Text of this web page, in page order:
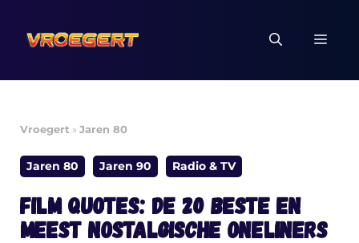
naar
inhoud
Vroegert »Jaren 80
Jaren 80 Jaren 90 Radio & TV
Film quotes: de 20 beste en
meest nostalgische oneliners